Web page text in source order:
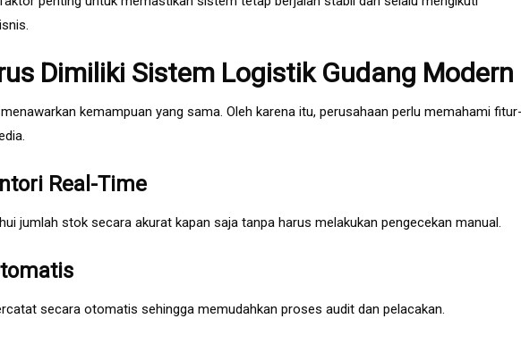
Dimiliki Sistem Logistik Gudang Modern
kemampuan yang sama. Oleh karena itu, perusahaan perlu memahami
Real-Time
jumlah stok secara akurat kapan saja tanpa harus melakukan pengecekan manual.
secara otomatis sehingga memudahkan proses audit dan pelacakan.